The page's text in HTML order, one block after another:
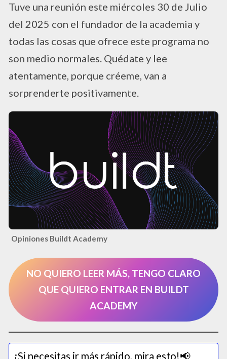
Tuve una reunión este miércoles 30 de Julio
del 2025 con el fundador de la academia y
todas las cosas que ofrece este programa no
son medio normales. Quédate y lee
atentamente, porque créeme, van a
sorprenderte positivamente.
Opiniones Buildt Academy
NO QUIERO LEER MÁS, TENGO CLARO
QUE QUIERO ENTRAR EN BUILDT
ACADEMY
¡Si necesitas ir más rápido, mira esto!📢​